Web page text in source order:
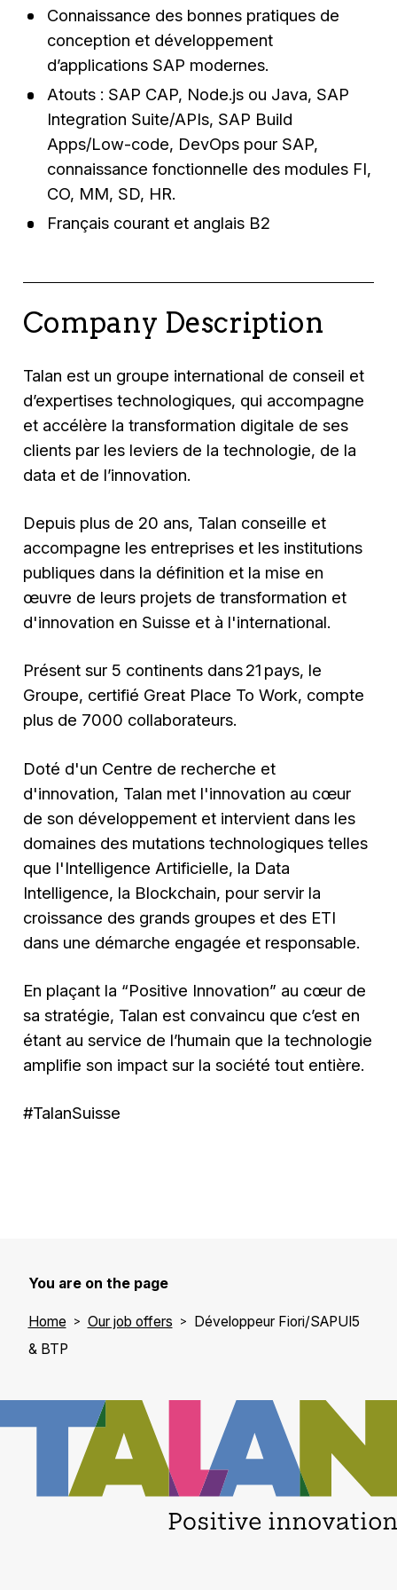
Connaissance des bonnes pratiques de
conception et développement
d’applications SAP modernes.
Atouts : SAP CAP, Node.js ou Java, SAP
Integration Suite/APIs, SAP Build
Apps/Low-code, DevOps pour SAP,
connaissance fonctionnelle des modules FI,
CO, MM, SD, HR.
Français courant et anglais B2
Company Description
Talan est un groupe international de conseil et
d’expertises technologiques, qui accompagne
et accélère la transformation digitale de ses
clients par les leviers de la technologie, de la
data et de l’innovation.
Depuis plus de 20 ans, Talan conseille et
accompagne les entreprises et les institutions
publiques dans la définition et la mise en
œuvre de leurs projets de transformation et
d'innovation en Suisse et à l'international.
Présent sur 5 continents dans 21 pays, le
Groupe, certifié Great Place To Work, compte
plus de 7000 collaborateurs.
Doté d'un Centre de recherche et
d'innovation, Talan met l'innovation au cœur
de son développement et intervient dans les
domaines des mutations technologiques telles
que l'Intelligence Artificielle, la Data
Intelligence, la Blockchain, pour servir la
croissance des grands groupes et des ETI
dans une démarche engagée et responsable.
En plaçant la “Positive Innovation” au cœur de
sa stratégie, Talan est convaincu que c’est en
étant au service de l’humain que la technologie
amplifie son impact sur la société tout entière.
#TalanSuisse
You are on the page
Home Our job offers
Développeur Fiori/SAPUI5
& BTP